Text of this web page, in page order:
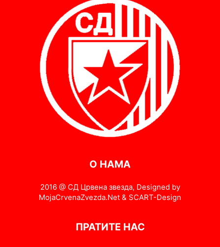
О НАМА
2016 @ СД Црвена звезда, Designed by
MojaCrvenaZvezda.Net & SCART-Design
ПРАТИТЕ НАС